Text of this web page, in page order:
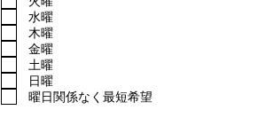
水曜
木曜
金曜
土曜
日曜
曜日関係なく最短希望